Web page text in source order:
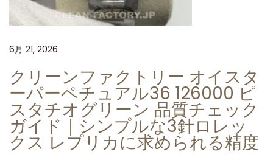
ミ
ク
ベ
ゼ
ル
レ
ビ
ュ
6月 21, 2026
クリーンファクトリー オイスタ
ーパーペチュアル36 126000 ピ
スタチオグリーン 品質チェック
ガイド｜シンプルな3針ロレッ
クス レプリカに求められる精度